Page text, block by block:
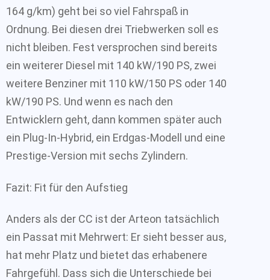
164 g/km) geht bei so viel Fahrspaß in
Ordnung. Bei diesen drei Triebwerken soll es
nicht bleiben. Fest versprochen sind bereits
ein weiterer Diesel mit 140 kW/190 PS, zwei
weitere Benziner mit 110 kW/150 PS oder 140
kW/190 PS. Und wenn es nach den
Entwicklern geht, dann kommen später auch
ein Plug-In-Hybrid, ein Erdgas-Modell und eine
Prestige-Version mit sechs Zylindern.
Fazit: Fit für den Aufstieg
Anders als der CC ist der Arteon tatsächlich
ein Passat mit Mehrwert: Er sieht besser aus,
hat mehr Platz und bietet das erhabenere
Fahrgefühl. Dass sich die Unterschiede bei